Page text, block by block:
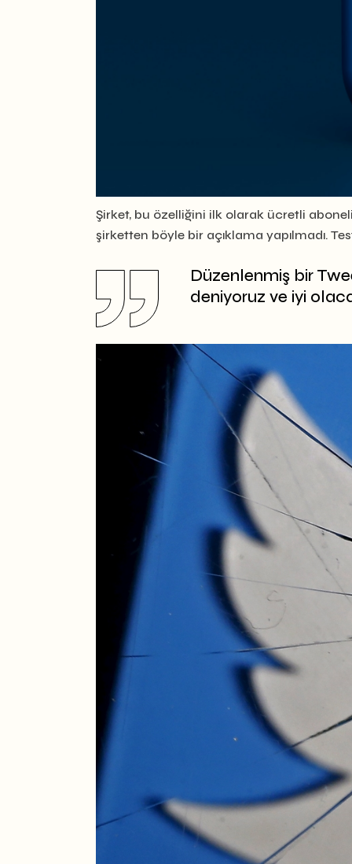
Şirket, bu özelliğini ilk olarak ücretli
şirketten böyle bir açıklama yapılmadı.
Düzenlenmiş bir
deniyoruz ve iyi